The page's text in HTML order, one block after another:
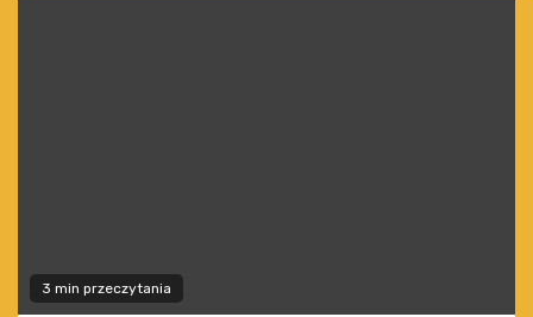
3 min przeczytania